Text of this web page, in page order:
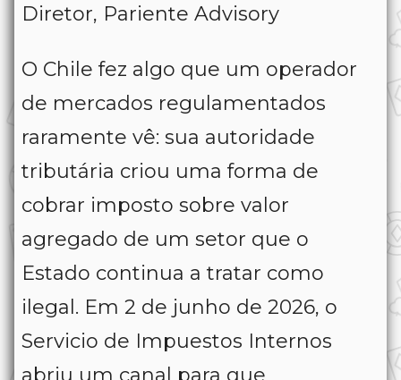
Diretor, Pariente Advisory
O Chile fez algo que um operador
de mercados regulamentados
raramente vê: sua autoridade
tributária criou uma forma de
cobrar imposto sobre valor
agregado de um setor que o
Estado continua a tratar como
ilegal. Em 2 de junho de 2026, o
Servicio de Impuestos Internos